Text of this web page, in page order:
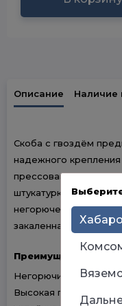
Описание Наличие
Скоба с гвоздём
надежного
прессованному
штукатурке, бетону,
негорючего
закаленная
Преимущества
Негорючий
Высокая прочность